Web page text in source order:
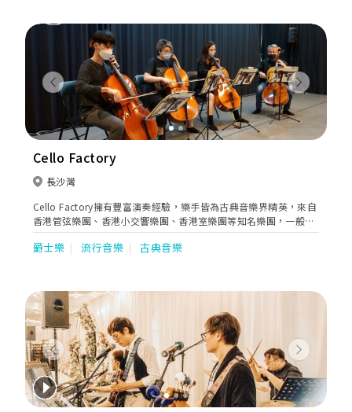
Kong, the Parkland band is committed to entertaining your
guests and creating fond memories with live music.
Previous Next
Cello Factory
長沙灣
Cello Factory擁有豐富演奏經驗，樂手皆為古典音樂界精英，來自
香港管弦樂團、香港小交響樂團、香港室樂團等知名樂團，一般由
獨奏至4人組成的弦樂四重奏；音樂類型廣泛，能演奏古典音樂、
爵士樂以至流行曲。新人們可按喜好選擇特別的樂器，例如豎琴、
爵士樂 流行音樂 古典音樂
Previous Next